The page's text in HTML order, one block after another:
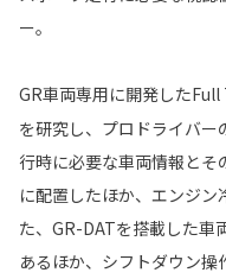
ー。
GR車両専用に開発したFull
を研究し、プロドライバ
行時に必要な車両情報とそ
に配置したほか、エンジ
た、GR-DATを搭載した車
あるほか、シフトダウン